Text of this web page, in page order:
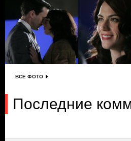
ВСЕ ФОТО
Последние